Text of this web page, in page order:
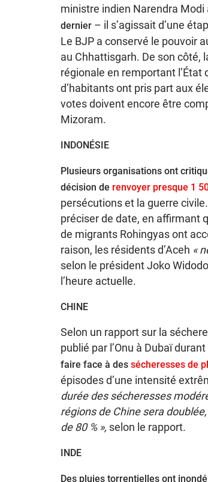
ministre indien Narendra Modi
dernier– il s’agissait d’une
Le BJP a conservé le pouvoir
au Chhattisgarh. De son côté,
régionale en remportant l’État
d’habitants ont pris part aux
votes doivent encore être
Mizoram.
INDONÉSIE
Plusieurs organisations ont
décision de renvoyer presque 1
persécutions et la guerre
préciser de date, en affirmant
de migrants Rohingyas ont
raison, les résidents d’Aceh «
selon le président Joko
l’heure actuelle.
CHINE
Selon un rapport sur la
publié par l’Onu à Dubaï durant
faire face à des sécheresses de
épisodes d’une intensité
durée des sécheresses
régions de Chine sera
de 80 % », selon le rapport.
INDE
Des pluies torrentielles ont